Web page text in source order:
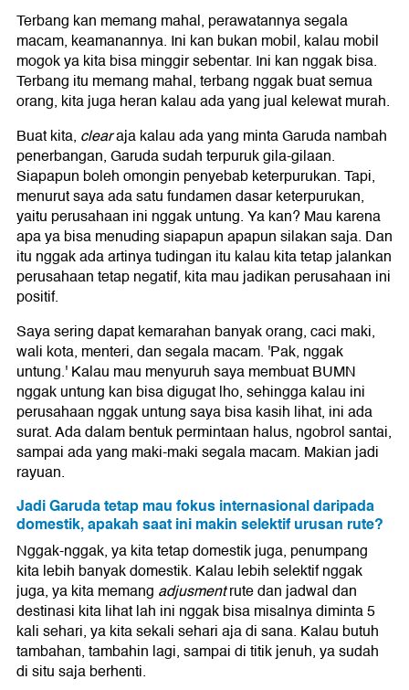
Terbang kan memang mahal, perawatannya segala
macam, keamanannya. Ini kan bukan mobil, kalau mobil
mogok ya kita bisa minggir sebentar. Ini kan nggak bisa.
Terbang itu memang mahal, terbang nggak buat semua
orang, kita juga heran kalau ada yang jual kelewat murah.
Buat kita, clearaja kalau ada yang minta Garuda nambah
penerbangan, Garuda sudah terpuruk gila-gilaan.
Siapapun boleh omongin penyebab keterpurukan. Tapi,
menurut saya ada satu fundamen dasar keterpurukan,
yaitu perusahaan ini nggak untung. Ya kan? Mau karena
apa ya bisa menuding siapapun apapun silakan saja. Dan
itu nggak ada artinya tudingan itu kalau kita tetap jalankan
perusahaan tetap negatif, kita mau jadikan perusahaan ini
positif.
Saya sering dapat kemarahan banyak orang, caci maki,
wali kota, menteri, dan segala macam. 'Pak, nggak
untung.' Kalau mau menyuruh saya membuat BUMN
nggak untung kan bisa digugat lho, sehingga kalau ini
perusahaan nggak untung saya bisa kasih lihat, ini ada
surat. Ada dalam bentuk permintaan halus, ngobrol santai,
sampai ada yang maki-maki segala macam. Makian jadi
rayuan.
Jadi Garuda tetap mau fokus internasional daripada
domestik, apakah saat ini makin selektif urusan rute?
Nggak-nggak, ya kita tetap domestik juga, penumpang
kita lebih banyak domestik. Kalau lebih selektif nggak
juga, ya kita memang adjusmentrute dan jadwal dan
destinasi kita lihat lah ini nggak bisa misalnya diminta 5
kali sehari, ya kita sekali sehari aja di sana. Kalau butuh
tambahan, tambahin lagi, sampai di titik jenuh, ya sudah
di situ saja berhenti.